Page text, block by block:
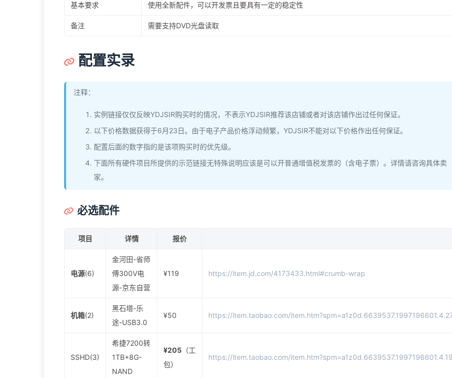
基本要求 使用全新配件，可以开发票且要具有一定的稳定性
备注 需要支持DVD光盘读取
配置实录
注释：
实例链接仅仅反映YDJSIR购买时的情况，不表示YDJSIR推荐该店铺或者对该店铺作出过任何保证。
以下价格数据获得于6月23日。由于电子产品价格浮动频繁，YDJSIR不能对以下价格作出任何保证。
配置后面的数字指的是该项购买时的优先级。
下面所有硬件项目所提供的示范链接无特殊说明应该是可以开普通增值税发票的（含电子票）。详情请咨询具体卖
家。
必选配件
项目 详情 报价
电源(6)
金河田-省师
傅300V电
源-京东自营
¥119 https://item.jd.com/4173433.html#crumb-wrap
机箱(2)
黑石塔-乐
途-USB3.0
¥50 https://item.taobao.com/
SSHD(3)
希捷7200转
1TB+8G-
NAND
¥205 （工
包）
https://item.taobao.com/